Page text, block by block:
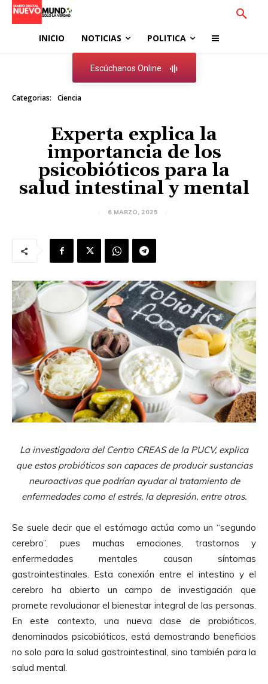
INICIO NOTICIAS POLITICA
Escúchanos Online
Categorias: Ciencia
Experta explica la
importancia de los
psicobióticos para la
salud intestinal y mental
6 MARZO, 2025
La investigadora del Centro CREAS de la PUCV, explica
que estos probióticos son capaces de producir sustancias
neuroactivas que podrían ayudar al tratamiento de
enfermedades como el estrés, la depresión, entre otros.
Se suele decir que el estómago actúa como un “segundo
cerebro”, pues muchas emociones, trastornos y
enfermedades mentales causan síntomas
gastrointestinales. Esta conexión entre el intestino y el
cerebro ha abierto un campo de investigación que
promete revolucionar el bienestar integral de las personas.
En este contexto, una nueva clase de probióticos,
denominados psicobióticos, está demostrando beneficios
no solo para la salud gastrointestinal, sino también para la
salud mental.